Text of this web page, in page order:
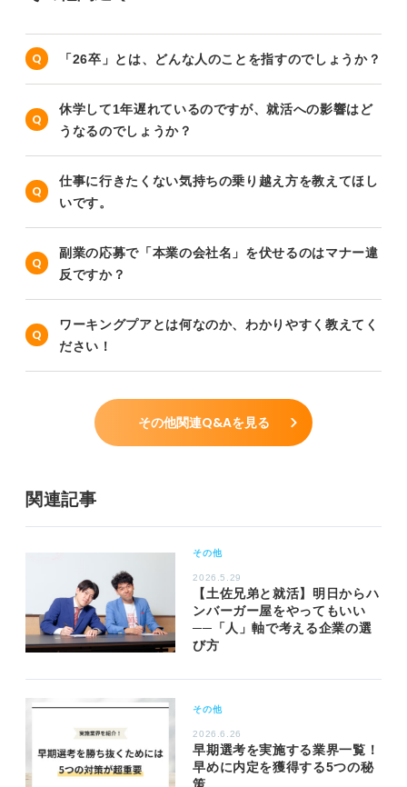
「26卒」とは、どんな人のことを指すのでしょうか？
休学して1年遅れているのですが、就活への影響はど
うなるのでしょうか？
仕事に行きたくない気持ちの乗り越え方を教えてほし
いです。
副業の応募で「本業の会社名」を伏せるのはマナー違
反ですか？
ワーキングプアとは何なのか、わかりやすく教えてく
ださい！
その他関連Q&Aを見る
関連記事
その他
2026.5.29
【土佐兄弟と就活】明日からハ
ンバーガー屋をやってもいい
──「人」軸で考える企業の選
び方
その他
2026.6.26
早期選考を実施する業界一覧！
早めに内定を獲得する5つの秘
策